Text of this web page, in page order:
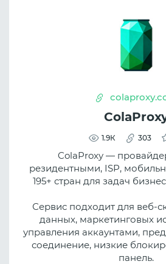
1.9К 303
ColaProxy —
резидентными, ISP,
195+ стран для задач
Сервис подходит для веб-
данных, маркетинговых
управления аккаунтами,
соединение, низкие
панель.